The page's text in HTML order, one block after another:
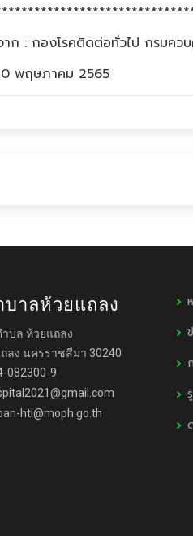
ก : กองโรคติดต่อทั่วไป กรมควบ
พฤษภาคม 2565
บาลห้วยแถลง
บล ห้วยแถลง
ลง นครราชสีมา 30240
082300-9